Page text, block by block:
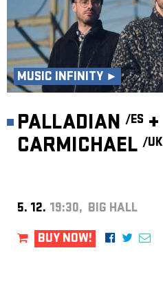
MUSIC INFINITY ►
PALLADIAN /ES +
CARMICHAEL /UK
5. 12. 19:30, BIG HALL
BUY NOW!